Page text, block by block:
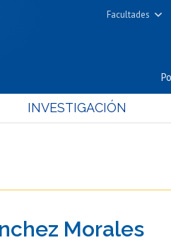
Facultades
Cs.
Cs.
Estudios
INVESTIGACIÓN
Morales